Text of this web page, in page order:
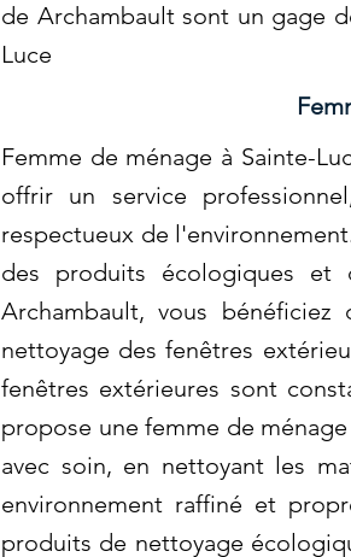
de Archambault sont un gage
Luce
Femme de ménage à Sainte-
offrir un service
respectueux de
des produits écologiques et
Archambault, vous
nettoyage des fenêtres
fenêtres extérieures sont
propose une femme de
avec soin, en nettoyant les
environnement raffiné et
produits de nettoyage